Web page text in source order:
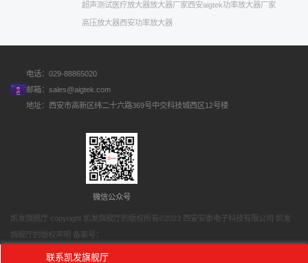
超声测试医疗放大器放大器厂家西安aigtek功率放大器厂家
高压放大器西安功率放大器
电话：029-88865020
邮箱： sales@aigtek.com
地址：西安市高新区纬二十六路369号中交科技城西区12号楼
微信公众号
凯发旗舰厅 copyright 凯发旗舰厅的版权所有©2023 西安安泰电子科技有限公司 凯发
旗舰厅的版权声明 备案号：
联系凯发旗舰厅